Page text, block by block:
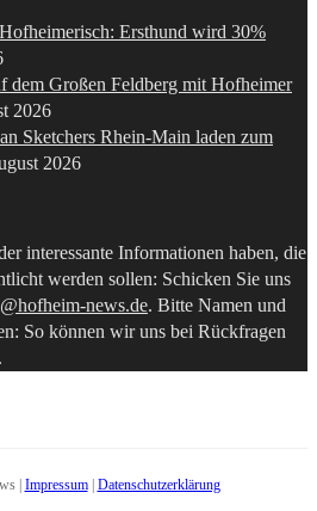
Ersthund wird 30%
dem Großen Feldberg mit Hofheimer
2026
Sketchers Rhein-Main laden zum
2026
interessante Informationen haben, die
werden sollen: Schicken Sie uns
news.de. Bitte Namen und
So können wir uns bei Rückfragen
| Impressum| Datenschutzerklärung